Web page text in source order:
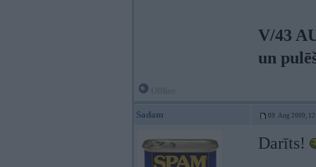
V/43
un
Sadam 09. Aug 2009,
Darīts!